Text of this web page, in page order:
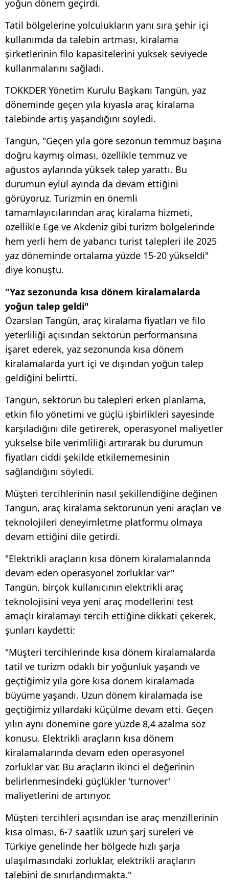
yoğun dönem geçirdi.
Tatil bölgelerine yolculukların yanı sıra şehir içi
kullanımda da talebin artması, kiralama
şirketlerinin filo kapasitelerini yüksek seviyede
kullanmalarını sağladı.
TOKKDER Yönetim Kurulu Başkanı Tangün, yaz
döneminde geçen yıla kıyasla araç kiralama
talebinde artış yaşandığını söyledi.
Tangün, "Geçen yıla göre sezonun temmuz başına
doğru kaymış olması, özellikle temmuz ve
ağustos aylarında yüksek talep yarattı. Bu
durumun eylül ayında da devam ettiğini
görüyoruz. Turizmin en önemli
tamamlayıcılarından araç kiralama hizmeti,
özellikle Ege ve Akdeniz gibi turizm bölgelerinde
hem yerli hem de yabancı turist talepleri ile 2025
yaz döneminde ortalama yüzde 15-20 yükseldi"
diye konuştu.
"Yaz sezonunda kısa dönem kiralamalarda
yoğun talep geldi"
Özarslan Tangün, araç kiralama fiyatları ve filo
yeterliliği açısından sektörün performansına
işaret ederek, yaz sezonunda kısa dönem
kiralamalarda yurt içi ve dışından yoğun talep
geldiğini belirtti.
Tangün, sektörün bu talepleri erken planlama,
etkin filo yönetimi ve güçlü işbirlikleri sayesinde
karşıladığını dile getirerek, operasyonel maliyetler
yükselse bile verimliliği artırarak bu durumun
fiyatları ciddi şekilde etkilememesinin
sağlandığını söyledi.
Müşteri tercihlerinin nasıl şekillendiğine değinen
Tangün, araç kiralama sektörünün yeni araçları ve
teknolojileri deneyimletme platformu olmaya
devam ettiğini dile getirdi.
"Elektrikli araçların kısa dönem kiralamalarında
devam eden operasyonel zorluklar var"
Tangün, birçok kullanıcının elektrikli araç
teknolojisini veya yeni araç modellerini test
amaçlı kiralamayı tercih ettiğine dikkati çekerek,
şunları kaydetti:
"Müşteri tercihlerinde kısa dönem kiralamalarda
tatil ve turizm odaklı bir yoğunluk yaşandı ve
geçtiğimiz yıla göre kısa dönem kiralamada
büyüme yaşandı. Uzun dönem kiralamada ise
geçtiğimiz yıllardaki küçülme devam etti. Geçen
yılın aynı dönemine göre yüzde 8,4 azalma söz
konusu. Elektrikli araçların kısa dönem
kiralamalarında devam eden operasyonel
zorluklar var. Bu araçların ikinci el değerinin
belirlenmesindeki güçlükler 'turnover'
maliyetlerini de artırıyor.
Müşteri tercihleri açısından ise araç menzillerinin
kısa olması, 6-7 saatlik uzun şarj süreleri ve
Türkiye genelinde her bölgede hızlı şarja
ulaşılmasındaki zorluklar, elektrikli araçların
talebini de sınırlandırmakta."